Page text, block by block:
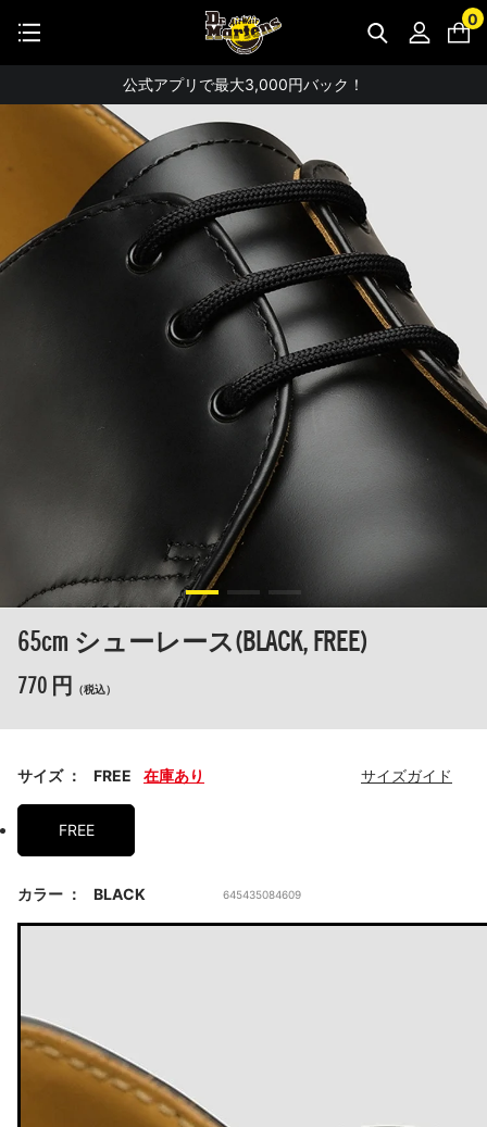
0
公式アプリで最大3,000円バック！
【重要】パスワード再設定のお願い
【重要なお知らせ】偽サイトにご注意ください。
お友達にポイントをプレゼントできる機能が新登場！
会員特典に2000円・3000円OFFが新登場！
ドクターマーチン製品のコピー品にご注意ください。
ドクターマーチン公式アプリをダウンロード！
11,000円以上で送料無料・サイズ交換無料
65cm シューレース(BLACK, FREE)
770 円 （税込）
サイズ FREE 在庫あり サイズガイド
FREE
カラー BLACK 645435084609